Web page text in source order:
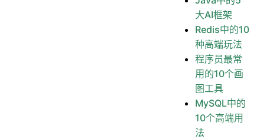
大AI框架
Redis中的10
种高端玩法
程序员最常
用的10个画
图工具
MySQL中的
10个高端用
法